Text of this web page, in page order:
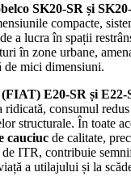
SK20-SR și
compacte,
a lucra în spații
în zone urbane,
de mici dimensiuni.
E20-SR și E22-
ridicată, consumul
structurale. În toate
cauciuc de calitate,
ITR, contribuie
a utilajului și la